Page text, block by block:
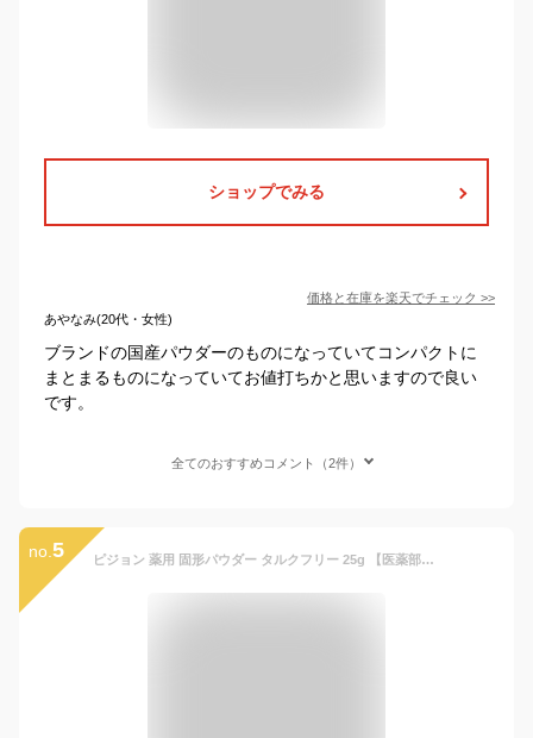
ショップでみる
価格と在庫を楽天でチェック >>
あやなみ(20代・女性)
ブランドの国産パウダーのものになっていてコンパクトに
まとまるものになっていてお値打ちかと思いますので良い
です。
全てのおすすめコメント（2件）
no. 5 ピジョン 薬用 固形パウダー タルクフリー 25g 【医薬部外品】 無香料 植物性パウダー 肌あれ あせも にきび ベビーパウダー